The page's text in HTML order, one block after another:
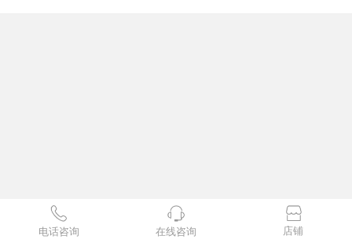
电话咨询 在线咨询 店铺